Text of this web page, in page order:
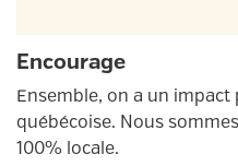
Encourage
Ensemble, on a un
québécoise. Nous
100% locale.